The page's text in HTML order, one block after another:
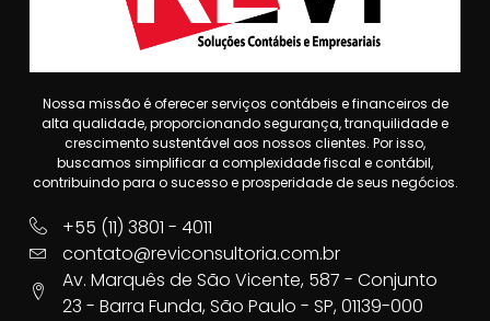
Nossa missão é oferecer serviços contábeis e financeiros de
alta qualidade, proporcionando segurança, tranquilidade e
crescimento sustentável aos nossos clientes. Por isso,
buscamos simplificar a complexidade fiscal e contábil,
contribuindo para o sucesso e prosperidade de seus negócios.
+55 (11) 3801 - 4011
contato@reviconsultoria.com.br
Av. Marquês de São Vicente, 587 - Conjunto
23 - Barra Funda, São Paulo - SP, 01139-000